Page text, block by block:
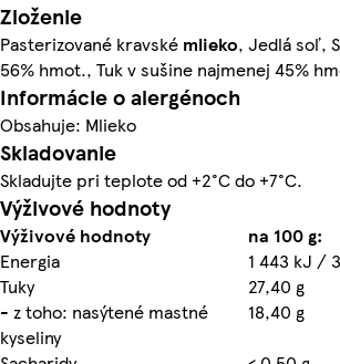
Zloženie
Pasterizované kravské mlieko, Jedlá soľ,
56% hmot., Tuk v sušine najmenej 45%
Informácie o alergénoch
Obsahuje: Mlieko
Skladovanie
Skladujte pri teplote od +2°C do +7°C.
Výživové hodnoty
Výživové hodnoty
na 100 g:
Energia
1 443 kJ /
Tuky
27,40 g
- z toho: nasýtené mastné
kyseliny
18,40 g